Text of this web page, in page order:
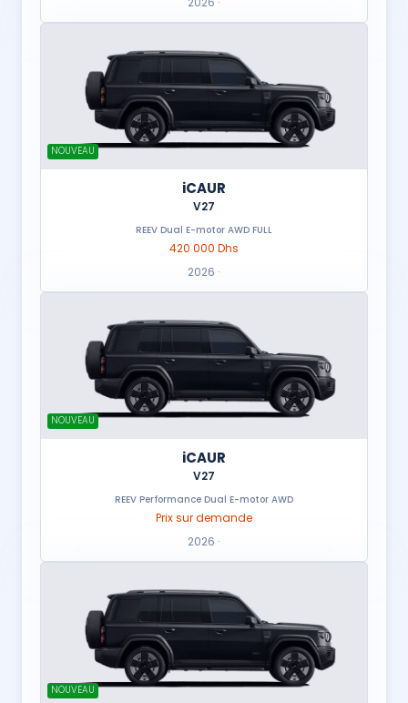
NOUVEAU
iCAUR
V27
REEV Dual E-motor AWD FULL
420 000 Dhs
2026 ·
NOUVEAU
iCAUR
V27
REEV Performance Dual E-motor AWD
Prix sur demande
2026 ·
NOUVEAU